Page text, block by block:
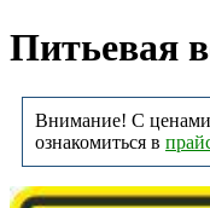
Питьевая
Внимание! С
ознакомиться в